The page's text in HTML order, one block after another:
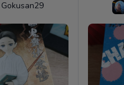
Gokusan29